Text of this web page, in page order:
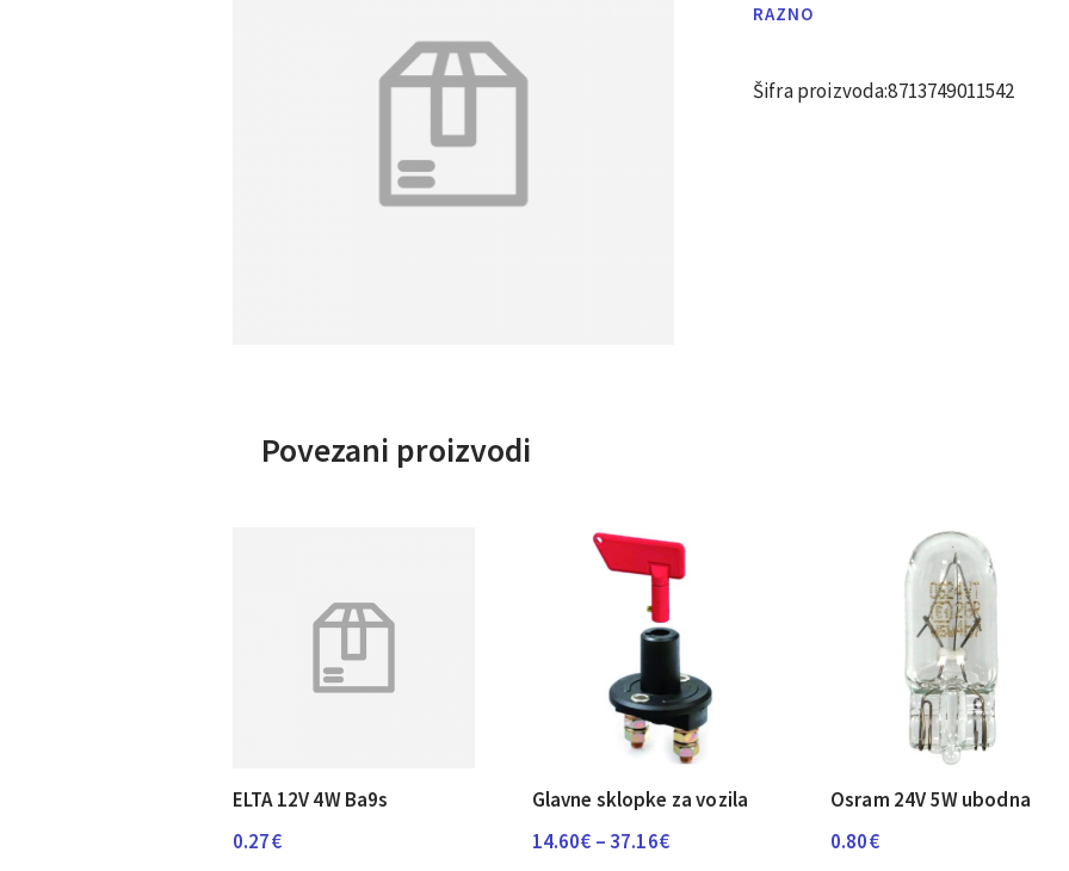
RAZNO
Šifra proizvoda:8713749011542
Povezani proizvodi
ELTA 12V 4W Ba9s
0.27€
Glavne sklopke za vozila
14.60€ – 37.16€Raspon
Osram 24V 5W ubodna
0.80€